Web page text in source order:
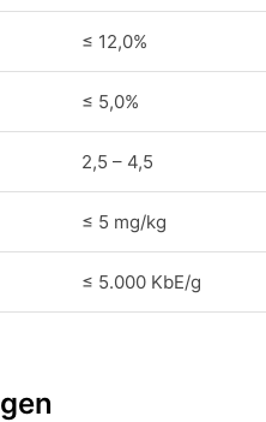
≤ 12,0%
≤ 5,0%
2,5 – 4,5
≤ 5 mg/kg
≤ 5.000 KbE/g